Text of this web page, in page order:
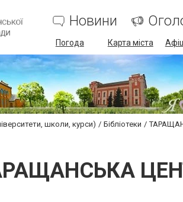
Новини
Погода Карта міста
школи, курси) Бібліотеки